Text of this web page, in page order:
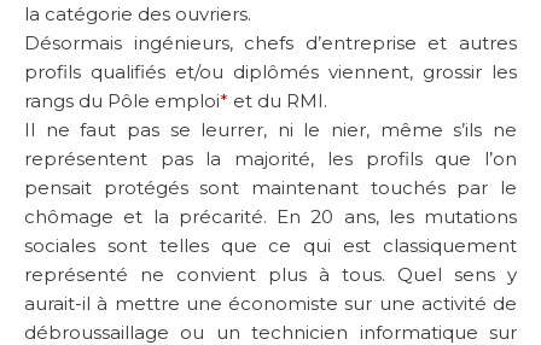
la catégorie des ouvriers.
Désormais ingénieurs, chefs d’entreprise et autres
profils qualifiés et/ou diplômés viennent, grossir les
rangs du Pôle emploi* et du RMI.
Il ne faut pas se leurrer, ni le nier, même s’ils ne
représentent pas la majorité, les profils que l’on
pensait protégés sont maintenant touchés par le
chômage et la précarité. En 20 ans, les mutations
sociales sont telles que ce qui est classiquement
représenté ne convient plus à tous. Quel sens y
aurait-il à mettre une économiste sur une activité de
débroussaillage ou un technicien informatique sur